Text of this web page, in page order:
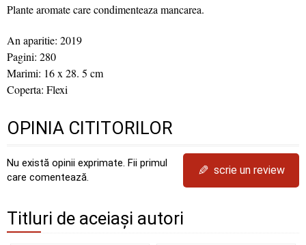
Plante aromate care condimenteaza mancarea.
An aparitie: 2019
Pagini: 280
Marimi: 16 x 28. 5 cm
Coperta: Flexi
OPINIA CITITORILOR
Nu există opinii exprimate. Fii primul
care comentează.
✎ scrie un review
Titluri de aceiași autori